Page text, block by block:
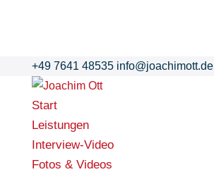
+49 7641 48535 info@joachimott.de
Start
Leistungen
Interview-Video
Fotos & Videos